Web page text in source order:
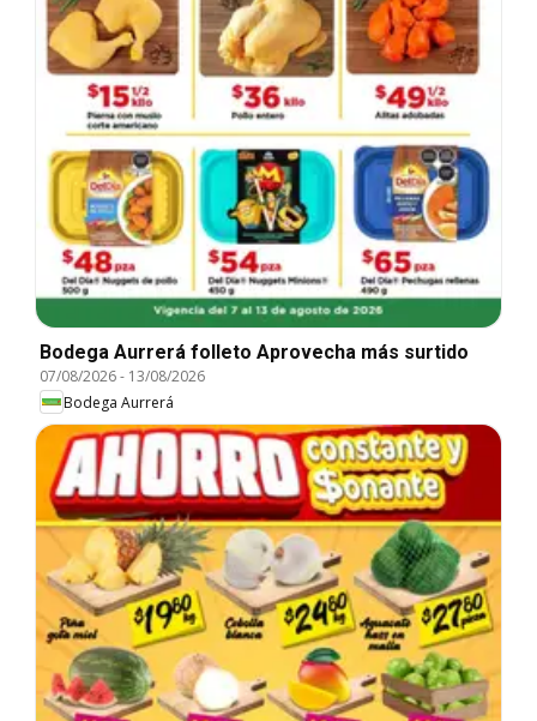
Bodega Aurrerá folleto Aprovecha más surtido
07/08/2026- 13/08/2026
Bodega Aurrerá